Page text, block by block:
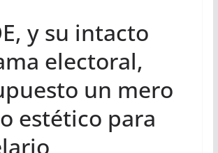
y su intacto
electoral,
un mero
estético para